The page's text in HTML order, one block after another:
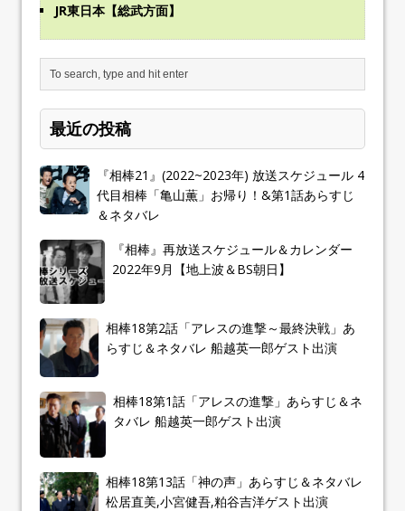
JR東日本【総武方面】
最近の投稿
『相棒21』(2022~2023年) 放送スケジュール 4
代目相棒「亀山薫」お帰り！&第1話あらすじ
＆ネタバレ
『相棒』再放送スケジュール＆カレンダー
2022年9月【地上波＆BS朝日】
相棒18第2話「アレスの進撃～最終決戦」あ
らすじ＆ネタバレ 船越英一郎ゲスト出演
相棒18第1話「アレスの進撃」あらすじ＆ネ
タバレ 船越英一郎ゲスト出演
相棒18第13話「神の声」あらすじ＆ネタバレ
松居直美,小宮健吾,粕谷吉洋ゲスト出演